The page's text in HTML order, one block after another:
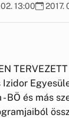
13:00 2017.
Izidor
BÖ és más